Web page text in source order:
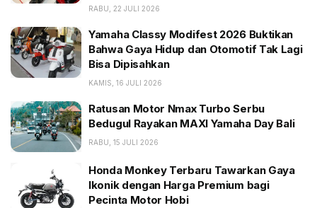
menjadikan Aprilia X 250TH sebagai satu-satunya
motor produksi massal di dunia yang memakai rem
spek MotoGP guna menghasilkan performa
pengereman setara motor balap Marco Bezzecchi.
Ambisi Memutus Ketergantungan BBM Fosil Lewat
Motor Listrik Lokal Menghadapi Jalan Terjal
Hidup dan Otomotif Tak Lagi Bisa Dipisahkan
Ratusan Motor Nmax Turbo Serbu Bedugul Rayakan
RABU, 22 JULI 2026
Yamaha Classy Modifest 2026 Buktikan
Bahwa Gaya Hidup dan Otomotif Tak Lagi
Bisa Dipisahkan
KAMIS, 16 JULI 2026
Ratusan Motor Nmax Turbo Serbu
Bedugul Rayakan MAXI Yamaha Day Bali
RABU, 15 JULI 2026
Honda Monkey Terbaru Tawarkan Gaya
Ikonik dengan Harga Premium bagi
Pecinta Motor Hobi